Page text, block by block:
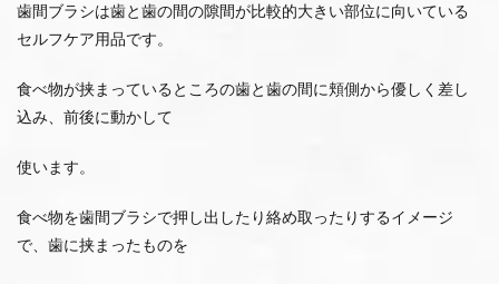
歯間ブラシは歯と歯の間の隙間が比較的大きい部位に向いている
セルフケア用品です。
食べ物が挟まっているところの歯と歯の間に頬側から優しく差し
込み、前後に動かして
使います。
食べ物を歯間ブラシで押し出したり絡め取ったりするイメージ
で、歯に挟まったものを